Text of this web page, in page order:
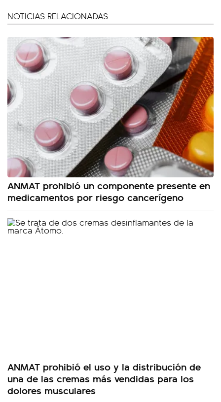
NOTICIAS RELACIONADAS
ANMAT prohibió un componente presente en
medicamentos por riesgo cancerígeno
ANMAT prohibió el uso y la distribución de
una de las cremas más vendidas para los
dolores musculares